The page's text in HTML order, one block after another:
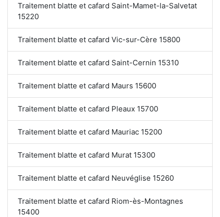
Traitement blatte et cafard Saint-Mamet-la-Salvetat
15220
Traitement blatte et cafard Vic-sur-Cère 15800
Traitement blatte et cafard Saint-Cernin 15310
Traitement blatte et cafard Maurs 15600
Traitement blatte et cafard Pleaux 15700
Traitement blatte et cafard Mauriac 15200
Traitement blatte et cafard Murat 15300
Traitement blatte et cafard Neuvéglise 15260
Traitement blatte et cafard Riom-ès-Montagnes
15400